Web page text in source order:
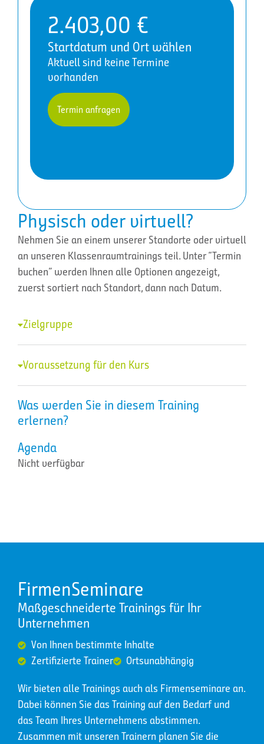
Physisch oder virtuell?
Nehmen Sie an einem unserer Standorte oder virtuell
an unseren Klassenraumtrainings teil. Unter “Termin
buchen” werden Ihnen alle Optionen angezeigt,
zuerst sortiert nach Standort, dann nach Datum.
Zielgruppe
Voraussetzung für den Kurs
Was werden Sie in diesem Training
erlernen?
Agenda
Nicht verfügbar
2.403,00 €
Startdatum und Ort wählen
Aktuell sind keine Termine
vorhanden
Termin anfragen
FirmenSeminare
Maßgeschneiderte Trainings für Ihr
Unternehmen
Von Ihnen bestimmte Inhalte
Zertifizierte Trainer
Ortsunabhängig
Wir bieten alle Trainings auch als Firmenseminare an.
Dabei können Sie das Training auf den Bedarf und
das Team Ihres Unternehmens abstimmen.
Zusammen mit unseren Trainern planen Sie die